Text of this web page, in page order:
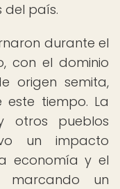
país.
durante el
con el dominio
origen semita,
tiempo. La
otros pueblos
un impacto
economía y el
marcando un